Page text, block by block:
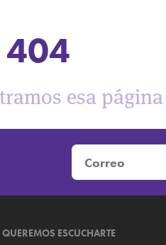
404
esa página
QUEREMOS ESCUCHARTE